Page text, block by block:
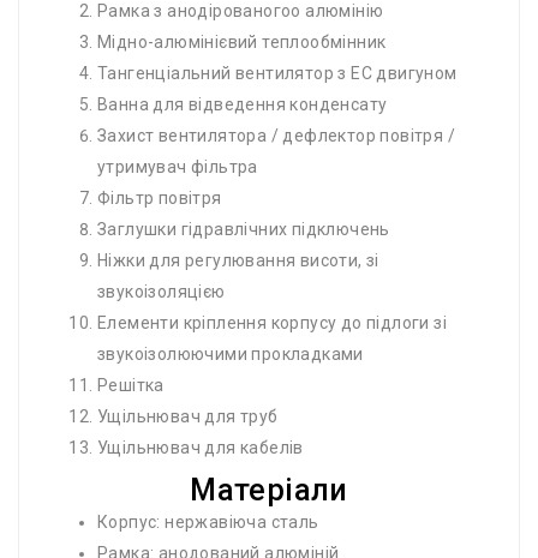
Рамка з анодірованогоо алюмінію
Мідно-алюмінієвий теплообмінник
Тангенціальний вентилятор з EC двигуном
Ванна для відведення конденсату
Захист вентилятора / дефлектор повітря /
утримувач фільтра
Фільтр повітря
Заглушки гідравлічних підключень
Ніжки для регулювання висоти, зі
звукоізоляцією
Елементи кріплення корпусу до підлоги зі
звукоізолюючими прокладками
Решітка
Ущільнювач для труб
Ущільнювач для кабелів
Матеріали
Корпус: нержавіюча сталь
Рамка: анодований алюміній